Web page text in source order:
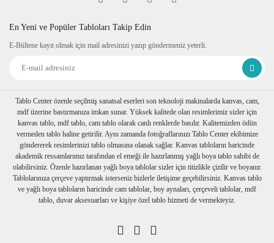
En Yeni ve Popüler Tabloları Takip Edin
E-Bültene kayıt olmak için mail adresinizi yazıp göndermeniz yeterli.
Tablo Center özenle seçilmiş sanatsal eserleri son teknoloji makinalarda kanvas, cam,
mdf üzerine bastırmanıza imkan sunar. Yüksek kalitede olan resimlerimiz sizler için
kanvas tablo, mdf tablo, cam tablo olarak canlı renklerde basılır. Kalitemizden ödün
vermeden tablo haline getirilir. Aynı zamanda fotoğraflarınızı Tablo Center ekibimize
göndererek resimlerinizi tablo olmasına olanak sağlar. Kanvas tabloların haricinde
akademik ressamlarımız tarafından el emeği ile hazırlanmış yağlı boya tablo sahibi de
olabilirsiniz. Özenle hazırlanan yağlı boya tablolar sizler için titizlikle çizilir ve boyanır.
Tablolarınıza çerçeve yaptırmak isterseniz bizlerle iletişime geçebilirsiniz. Kanvas tablo
ve yağlı boya tabloların haricinde cam tablolar, boy aynaları, çerçeveli tablolar, mdf
tablo, duvar aksesuarları ve kişiye özel tablo hizmeti de vermekteyiz.